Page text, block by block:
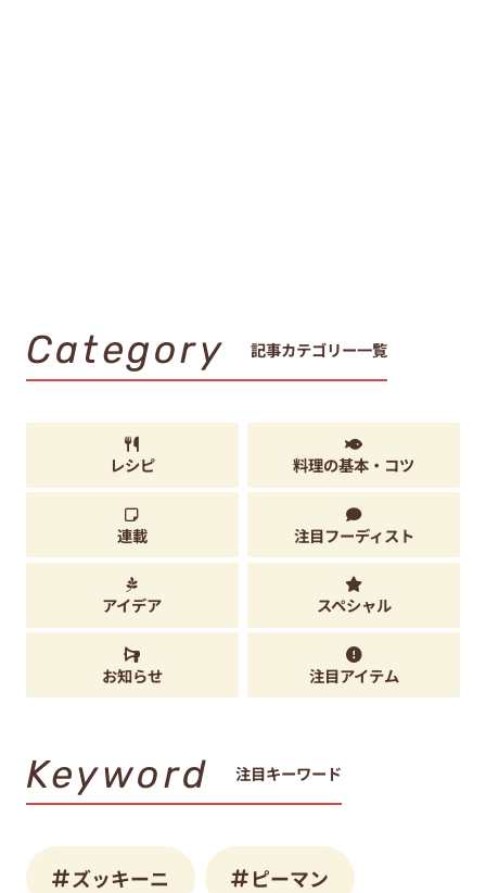
Category 記事カテゴリー一覧
レシピ 料理の基本・コツ
連載 注目フーディスト
アイデア スペシャル
お知らせ 注目アイテム
Keyword 注目キーワード
ズッキーニ ピーマン